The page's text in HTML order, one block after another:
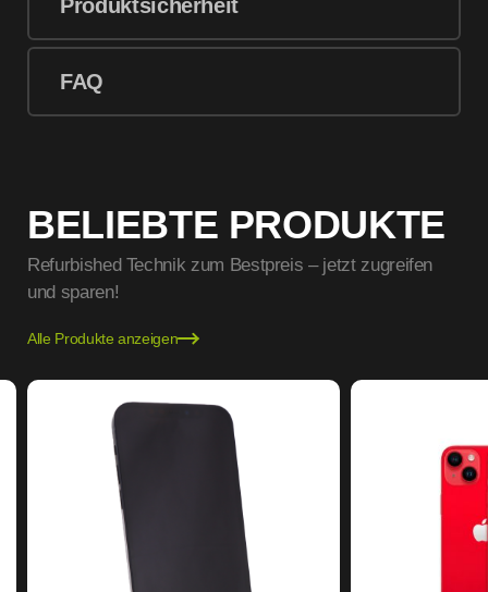
Produktsicherheit
FAQ
BELIEBTE PRODUKTE
Refurbished Technik zum Bestpreis – jetzt zugreifen
und sparen!
Alle Produkte anzeigen